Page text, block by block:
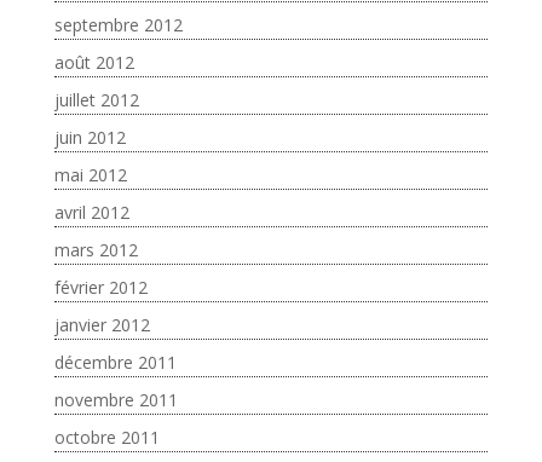
septembre 2012
août 2012
juillet 2012
juin 2012
mai 2012
avril 2012
mars 2012
février 2012
janvier 2012
décembre 2011
novembre 2011
octobre 2011